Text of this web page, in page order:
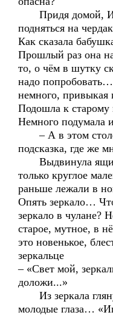
Придя домой,
подняться на
Как сказала
Прошлый раз она
то, о чём в шутку
надо
немного, привыкая
Подошла к старому
Немного подумала
– А в этом
подсказка, где же
Выдвинула
только круглое
раньше лежали в
Опять зеркало…
зеркало в чулане?
старое, мутное, в
это новенькое,
зеркальце
– «Свет мой,
доложи...»
Из зеркала
молодые глаза…